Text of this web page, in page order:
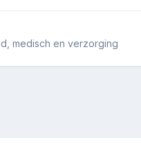
medisch en verzorging